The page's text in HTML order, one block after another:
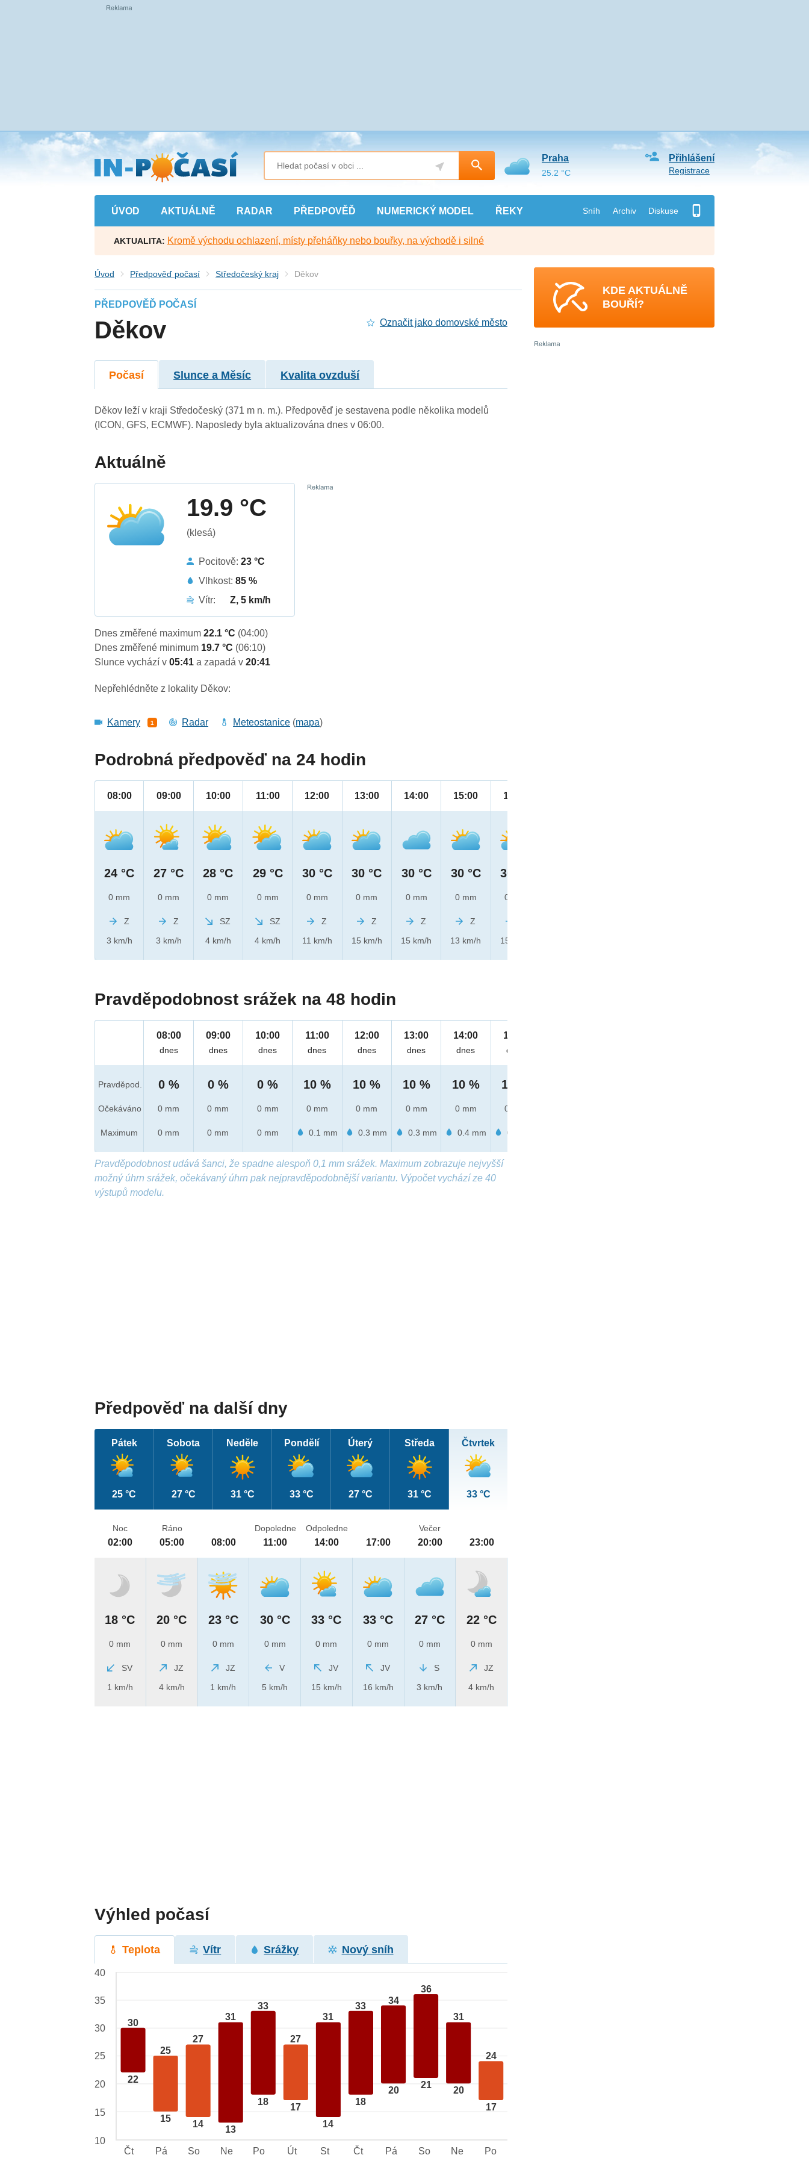
Přejít
na
hlavní
obsah
ÚVOD AKTUÁLNĚ RADAR PŘEDPOVĚĎ NUMERICKÝ MODEL ŘEKY Sníh Archiv Diskuse
Přihlášení
Registrace
Praha
25.2 °C
AKTUALITA: Kromě východu ochlazení, místy přeháňky nebo bouřky, na východě i silné
Úvod Předpověď počasí Středočeský kraj Děkov
PŘEDPOVĚĎ POČASÍ
Děkov Označit jako domovské město
Počasí Slunce a Měsíc Kvalita ovzduší
Děkov leží v kraji Středočeský (371 m n. m.). Předpověď je sestavena podle několika modelů
(ICON, GFS, ECMWF). Naposledy byla aktualizována dnes v 06:00.
Aktuálně
19.9 °C
(klesá)
Pocitově:23 °C
Vlhkost:85 %
Vítr:
Z, 5 km/h
Dnes změřené maximum22.1 °C (04:00)
Dnes změřené minimum 19.7 °C (06:10)
Slunce vychází v05:41a zapadá v20:41
Nepřehlédněte z lokality Děkov:
Kamery 1 Radar Meteostanice (mapa)
Podrobná předpověď na 24 hodin
08:00
24 °C
0 mm
Z
3 km/h
09:00
27 °C
0 mm
Z
3 km/h
10:00
28 °C
0 mm
SZ
4 km/h
11:00
29 °C
0 mm
SZ
4 km/h
12:00
30 °C
0 mm
Z
11 km/h
13:00
30 °C
0 mm
Z
15 km/h
14:00
30 °C
0 mm
Z
15 km/h
15:00
30 °C
0 mm
Z
13 km/h
16:00
30 °C
0 mm
15 km/h
Pravděpodobnost srážek na 48 hodin
Pravděpod.
Očekáváno
Maximum
08:00
dnes
0 %
0 mm
0 mm
09:00
dnes
0 %
0 mm
0 mm
10:00
dnes
0 %
0 mm
0 mm
11:00
dnes
10 %
0 mm
0.1 mm
12:00
dnes
10 %
0 mm
0.3 mm
13:00
dnes
10 %
0 mm
0.3 mm
14:00
dnes
10 %
0 mm
0.4 mm
15:00
dnes
10 %
0 mm
0.2 mm
Pravděpodobnost udává šanci, že spadne alespoň 0,1 mm srážek. Maximum zobrazuje nejvyšší
možný úhrn srážek, očekávaný úhrn pak nejpravděpodobnější variantu. Výpočet vychází ze 40
výstupů modelu.
Předpověď na další dny
Pátek
25 °C
Sobota
27 °C
Neděle
31 °C
Pondělí
33 °C
Úterý
27 °C
Středa
31 °C
Čtvrtek
33 °C
Noc
02:00
18 °C
0 mm
SV
1 km/h
Ráno
05:00
20 °C
0 mm
JZ
4 km/h
08:00
23 °C
0 mm
JZ
1 km/h
Dopoledne
11:00
30 °C
0 mm
V
5 km/h
Odpoledne
14:00
33 °C
0 mm
JV
15 km/h
17:00
33 °C
0 mm
JV
16 km/h
Večer
20:00
27 °C
0 mm
S
3 km/h
23:00
22 °C
0 mm
JZ
4 km/h
Výhled počasí
Teplota Vítr Srážky Nový sníh
30
22
25
15
27
14
31
13
33
18
27
17
31
14
33
18
34
20
36
21
31
20
24
17
40
35
30
25
20
15
10
Čt
Pá So Ne Po Út St Čt Pá So Ne Po
KDE AKTUÁLNĚ
BOUŘÍ?